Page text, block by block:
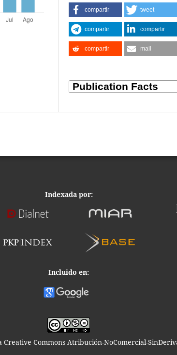
compartir tweet
compartir compartir
compartir mail
Indexada por:
Incluido en:
Creative Commons Atribución-NoComercial-